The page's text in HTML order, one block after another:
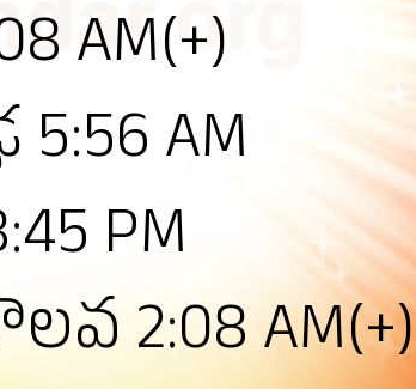
AM(+)
AM
PM
2:08 AM(+)